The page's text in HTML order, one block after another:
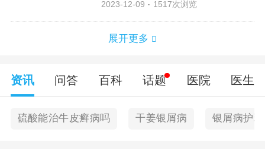
2023-12-09 1517次浏览
展开更多
资讯 问答 百科 话题 医院 医生
硫酸能治牛皮癣病吗 干姜银屑病 银屑病护